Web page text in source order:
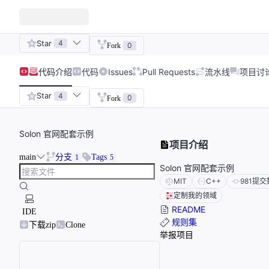
Star 4 Fork 0
代码介绍 代码 Issues Pull Requests 流水线 项目讨
Star 4 Fork 0
Solon 官网配套示例
main 分支 1 Tags 5
IDE
下载zip
Clone
项目介绍
Solon 官网配套示例
MIT C++ 981提交
定制我的领域
README
规则集
举报项目